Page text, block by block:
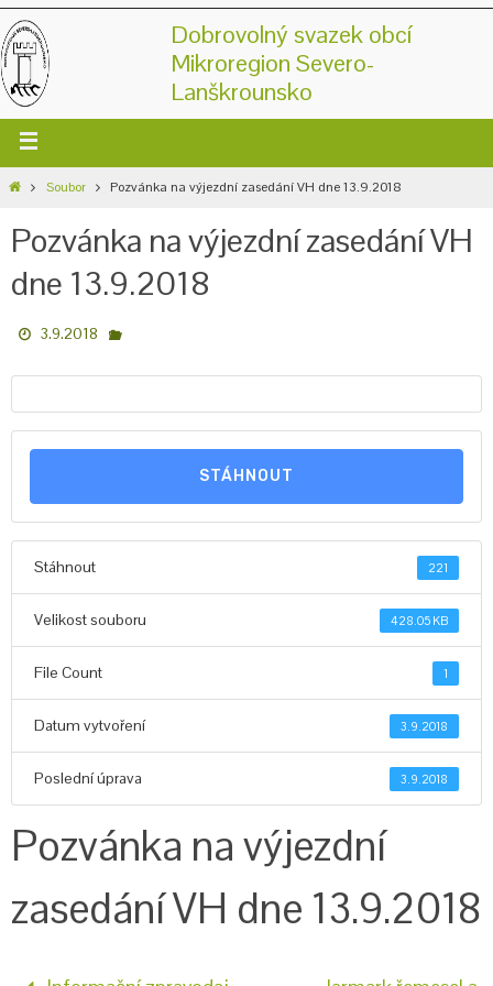
Dobrovolný svazek obcí
Mikroregion Severo-
Lanškrounsko
Soubor Pozvánka na výjezdní zasedání VH dne 13.9.2018
Pozvánka na výjezdní zasedání VH
dne 13.9.2018
3.9.2018
STÁHNOUT
Stáhnout 221
Velikost souboru 428.05 KB
File Count 1
Datum vytvoření 3.9.2018
Poslední úprava 3.9.2018
Pozvánka na výjezdní
zasedání VH dne 13.9.2018